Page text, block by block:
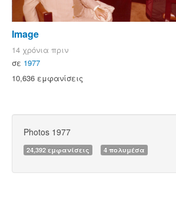
Image
14 χρόνια πριν
σε 1977
10,636 εμφανίσεις
Photos 1977
24,392 εμφανίσεις 4 πολυμέσα